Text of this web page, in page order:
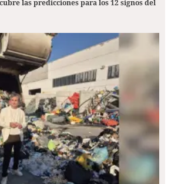
las predicciones para los 12 signos del